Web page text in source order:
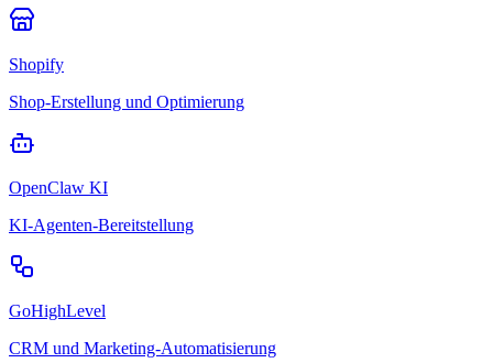
Shopify
Shop-Erstellung und Optimierung
OpenClaw KI
KI-Agenten-Bereitstellung
GoHighLevel
CRM und Marketing-Automatisierung